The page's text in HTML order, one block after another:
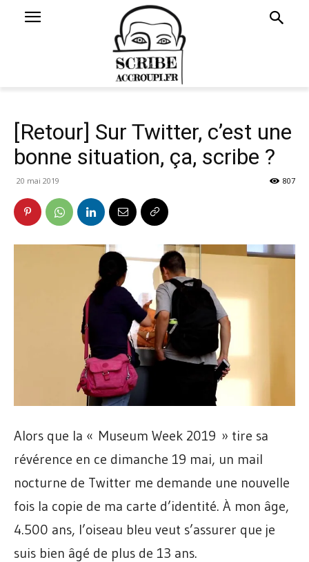
[Retour] Sur Twitter, c’est une
bonne situation, ça, scribe ?
20 mai 2019 807
Alors que la « Museum Week 2019 » tire sa
révérence en ce dimanche 19 mai, un mail
nocturne de Twitter me demande une nouvelle
fois la copie de ma carte d’identité. À mon âge,
4.500 ans, l’oiseau bleu veut s’assurer que je
suis bien âgé de plus de 13 ans.